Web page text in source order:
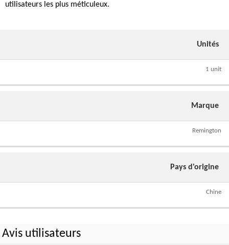
utilisateurs les plus méticuleux.
Unités
1 unit
Marque
Remington
Pays d'origine
Chine
Avis utilisateurs